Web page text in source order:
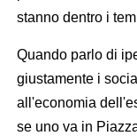
stanno dentro i
Quando parlo di
giustamente i
all'economia
se uno va in